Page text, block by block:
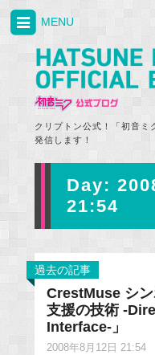
クリプトン公式！「初音ミ
発信します！
MENU
Day:
21:54
過去の記事
CrestMuse シ
支援の技術 -
Interface-」
2008年8月12日 21:54